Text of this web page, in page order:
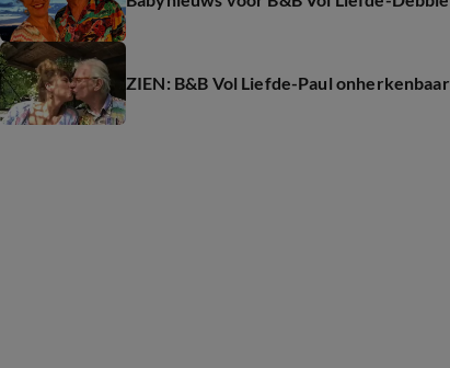
ZIEN: B&B Vol Liefde-Paul onherkenbaar